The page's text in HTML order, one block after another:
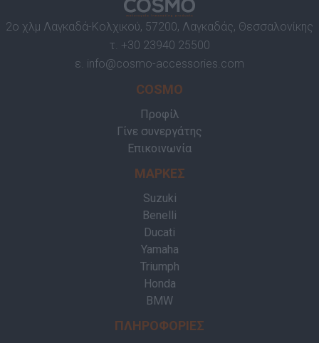
2ο χλμ Λαγκαδά-Κολχικού, 57200, Λαγκαδάς, Θεσσαλονίκης
τ. +30 23940 25500
ε. info@cosmo-accessories.com
COSMO
Προφίλ
Γίνε συνεργάτης
Επικοινωνία
ΜΑΡΚΕΣ
Suzuki
Benelli
Ducati
Yamaha
Triumph
Honda
BMW
ΠΛΗΡΟΦΟΡΙΕΣ